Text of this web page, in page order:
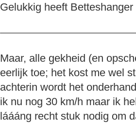
Gelukkig heeft
Maar, alle gekheid (en
eerlijk toe; het kost me wel
achterin wordt het
ik nu nog 30 km/h maar ik
láááng recht stuk nodig om